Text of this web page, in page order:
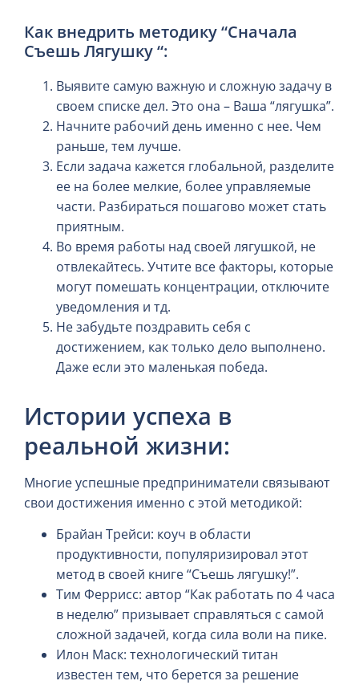
Как внедрить методику “Сначала
Съешь Лягушку “:
Выявите самую важную и сложную задачу в
своем списке дел. Это она – Ваша “лягушка”.
Начните рабочий день именно с нее. Чем
раньше, тем лучше.
Если задача кажется глобальной, разделите
ее на более мелкие, более управляемые
части. Разбираться пошагово может стать
приятным.
Во время работы над своей лягушкой, не
отвлекайтесь. Учтите все факторы, которые
могут помешать концентрации, отключите
уведомления и тд.
Не забудьте поздравить себя с
достижением, как только дело выполнено.
Даже если это маленькая победа.
Истории успеха в
реальной жизни:
Многие успешные предприниматели связывают
свои достижения именно с этой методикой:
Брайан Трейси: коуч в области
продуктивности, популяризировал этот
метод в своей книге “Съешь лягушку!”.
Тим Феррисс: автор “Как работать по 4 часа
в неделю” призывает справляться с самой
сложной задачей, когда сила воли на пике.
Илон Маск: технологический титан
известен тем, что берется за решение